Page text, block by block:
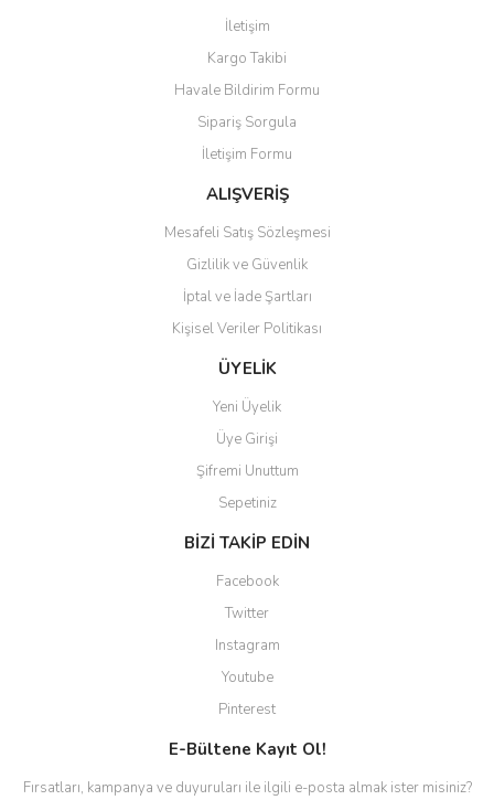
Ürün resmi kalitesiz, bozuk veya görüntülenemiyor.
Ürün açıklamasında eksik bilgiler bulunuyor.
Ürün bilgilerinde hatalar bulunuyor.
Ürün fiyatı diğer sitelerden daha pahalı.
Bu ürüne benzer farklı alternatifler olmalı.
Gönder
İletişim
Kargo Takibi
Havale Bildirim Formu
Sipariş Sorgula
İletişim Formu
ALIŞVERİŞ
Mesafeli Satış Sözleşmesi
Gizlilik ve Güvenlik
İptal ve İade Şartları
Kişisel Veriler Politikası
ÜYELİK
Yeni Üyelik
Üye Girişi
Şifremi Unuttum
Sepetiniz
BİZİ TAKİP EDİN
Facebook
Twitter
Instagram
Youtube
Pinterest
E-Bültene Kayıt Ol!
Fırsatları, kampanya ve duyuruları ile ilgili e-posta almak ister misiniz?